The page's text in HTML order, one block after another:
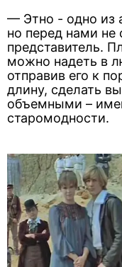
— Этно - одно из
но перед нами
представитель.
можно надеть в
отправив его к
длину, сделать
объемными –
старомодности.